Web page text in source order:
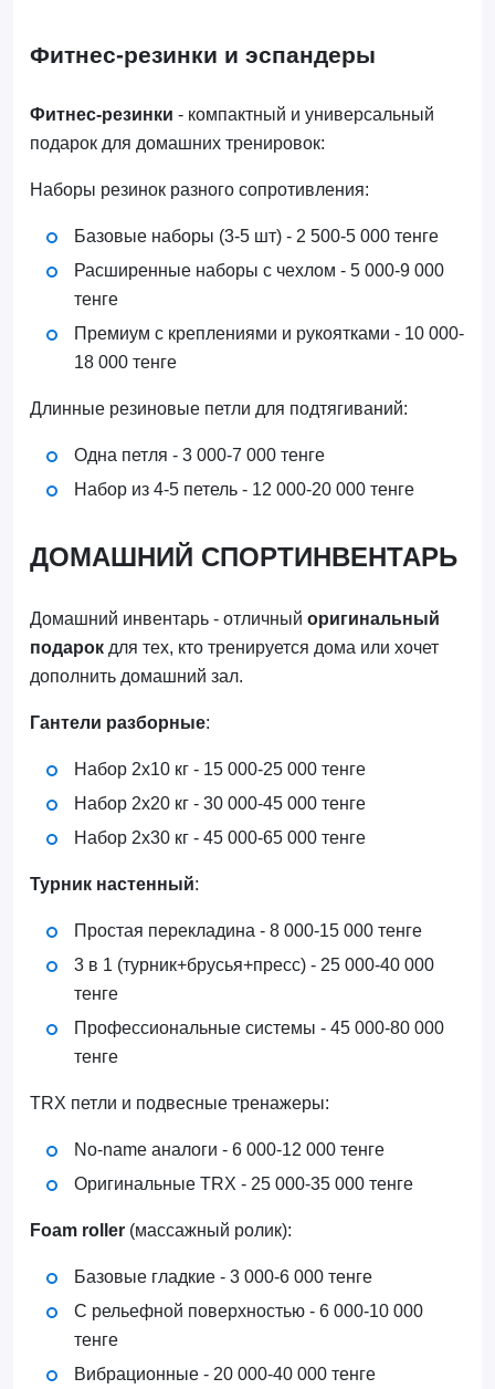
Фитнес-резинки и эспандеры
Фитнес-резинки - компактный и универсальный
подарок для домашних тренировок:
Наборы резинок разного сопротивления:
Базовые наборы (3-5 шт) - 2 500-5 000 тенге
Расширенные наборы с чехлом - 5 000-9 000
тенге
Премиум с креплениями и рукоятками - 10 000-
18 000 тенге
Длинные резиновые петли для подтягиваний:
Одна петля - 3 000-7 000 тенге
Набор из 4-5 петель - 12 000-20 000 тенге
ДОМАШНИЙ СПОРТИНВЕНТАРЬ
Домашний инвентарь - отличный оригинальный
подарокдля тех, кто тренируется дома или хочет
дополнить домашний зал.
Гантели разборные:
Набор 2х10 кг - 15 000-25 000 тенге
Набор 2х20 кг - 30 000-45 000 тенге
Набор 2х30 кг - 45 000-65 000 тенге
Турник настенный:
Простая перекладина - 8 000-15 000 тенге
3 в 1 (турник+брусья+пресс) - 25 000-40 000
тенге
Профессиональные системы - 45 000-80 000
тенге
TRX петли и подвесные тренажеры:
No-name аналоги - 6 000-12 000 тенге
Оригинальные TRX - 25 000-35 000 тенге
Foam roller(массажный ролик):
Базовые гладкие - 3 000-6 000 тенге
С рельефной поверхностью - 6 000-10 000
тенге
Вибрационные - 20 000-40 000 тенге